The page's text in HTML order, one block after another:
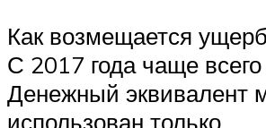
Как возмещается
С 2017 года чаще
Денежный эквивалент
использован только